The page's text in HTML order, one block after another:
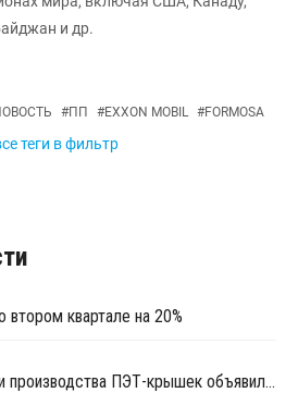
и др.
#ПП #EXXON MOBIL #FORMOSA
теги в фильтр
втором квартале на 20%
Разработчик технологии производства ПЭТ-крышек объявил о банкротстве